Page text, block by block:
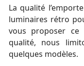
La qualité
luminaires rétro
vous proposer
qualité, nous
quelques modèles.